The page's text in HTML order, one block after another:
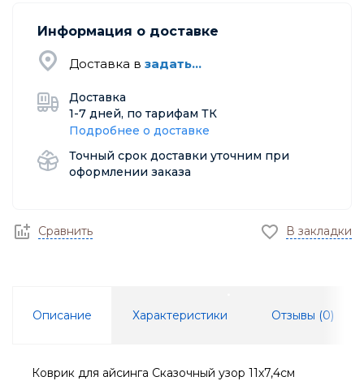
Информация о доставке
Доставка в задать...
Доставка
1-7 дней, по тарифам ТК
Подробнее о доставке
Точный срок доставки уточним при
оформлении заказа
Сравнить В закладки
Описание Характеристики Отзывы (0)
Коврик для айсинга Сказочный узор 11х7,4см